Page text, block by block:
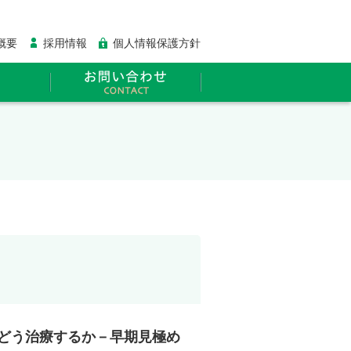
要 採用情報 個人情報保護方針
治療するか－早期見極め